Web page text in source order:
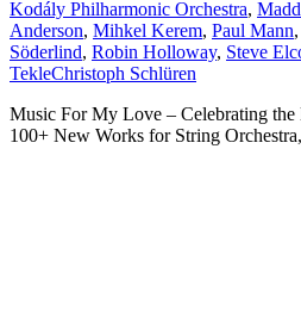
Kodály Philharmonic Orchestra,
Anderson, Mihkel Kerem, Paul Mann,
Söderlind, Robin Holloway, Steve
TekleChristoph Schlüren
Music For My Love – Celebrating the
100+ New Works for String